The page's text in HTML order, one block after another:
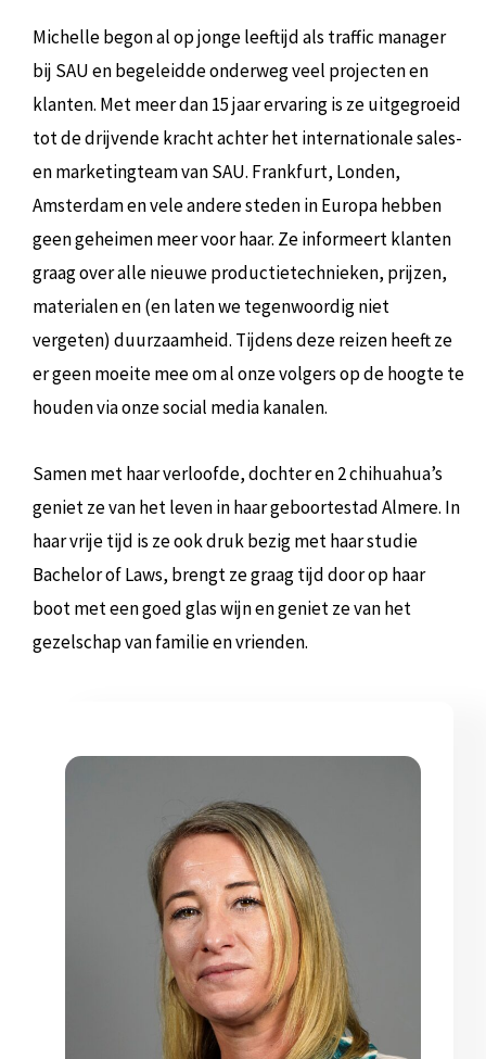
Michelle begon al op jonge leeftijd als traffic manager
bij SAU en begeleidde onderweg veel projecten en
klanten. Met meer dan 15 jaar ervaring is ze uitgegroeid
tot de drijvende kracht achter het internationale sales-
en marketingteam van SAU. Frankfurt, Londen,
Amsterdam en vele andere steden in Europa hebben
geen geheimen meer voor haar. Ze informeert klanten
graag over alle nieuwe productietechnieken, prijzen,
materialen en (en laten we tegenwoordig niet
vergeten) duurzaamheid. Tijdens deze reizen heeft ze
er geen moeite mee om al onze volgers op de hoogte te
houden via onze social media kanalen.
Samen met haar verloofde, dochter en 2 chihuahua’s
geniet ze van het leven in haar geboortestad Almere. In
haar vrije tijd is ze ook druk bezig met haar studie
Bachelor of Laws, brengt ze graag tijd door op haar
boot met een goed glas wijn en geniet ze van het
gezelschap van familie en vrienden.